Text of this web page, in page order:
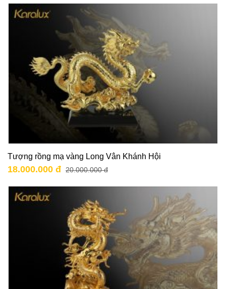
Tượng rồng mạ vàng Long Vân Khánh Hội
18.000.000 đ 20.000.000 đ